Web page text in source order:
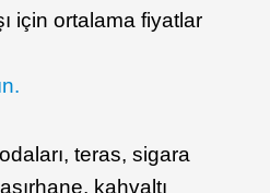
için ortalama fiyatlar
teras, sigara
kahvaltı